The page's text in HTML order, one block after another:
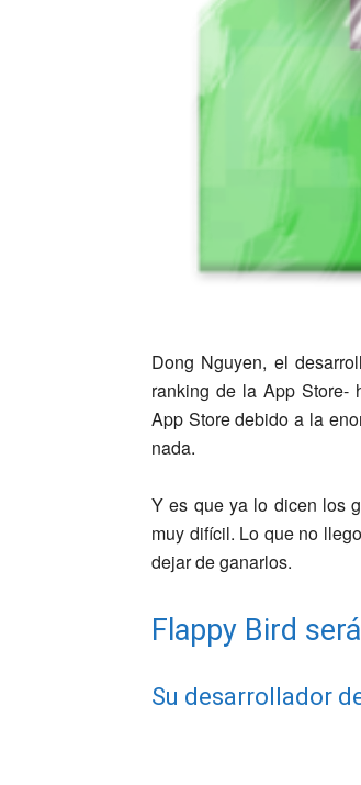
Dong Nguyen, el
ranking de la App Store-
App Store debido a la
nada.
Y es que ya lo dicen los
muy difícil. Lo que no
dejar de ganarlos.
Flappy Bird
Su desarrollador